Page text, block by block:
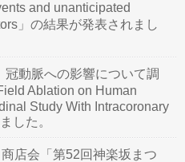
and unanticipated
」の結果が発表されまし
動脈への影響について調
Ablation on Human
Study With Intracoronary
した。
店会「第52回神楽坂まつ